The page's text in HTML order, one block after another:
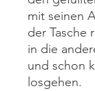
mit seinen
der Tasche
in die
und schon
losgehen.